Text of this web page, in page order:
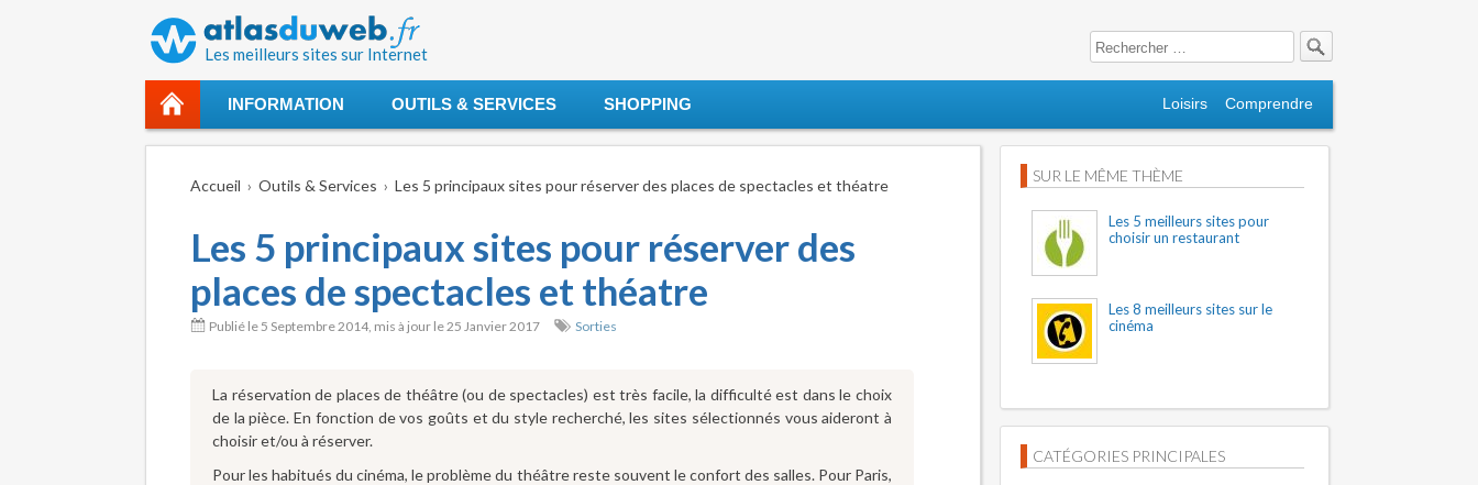
Les meilleurs sites sur Internet
Search for:
INFORMATION OUTILS & SERVICES SHOPPING Loisirs Comprendre
Accueil Outils & Services Les 5 principaux sites pour réserver des places de spectacles et théatre
Les 5 principaux sites pour réserver des
places de spectacles et théatre
Publié le 5 Septembre 2014, mis à jour le25 Janvier 2017 Sorties
La réservation de places de théâtre (ou de spectacles) est très facile, la difficulté est dans le choix
de la pièce. En fonction de vos goûts et du style recherché, les sites sélectionnés vous aideront à
choisir et/ou à réserver.
Pour les habitués du cinéma, le problème du théâtre reste souvent le confort des salles. Pour Paris,
SUR LE MÊME THÈME
Les 5 meilleurs sites pour
choisir un restaurant
Les 8 meilleurs sites sur le
cinéma
CATÉGORIES PRINCIPALES